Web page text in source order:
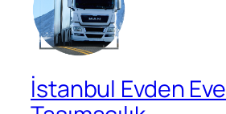
İstanbul Evden Eve